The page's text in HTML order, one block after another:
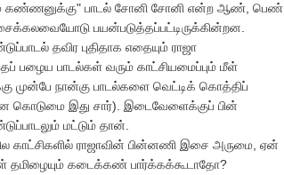
கண்ணனுக்கு" பாடல் சோனி சோனி என்ற ஆண், பெண்
பயன்படுத்தப்பட்டிருக்கின்றன.
தவிர புதிதாக எதையும் ராஜா
பழைய பாடல்கள் வரும் காட்சியமைப்பும் மீள்
நான்கு பாடல்களை வெட்டிக் கொத்திப்
கொடுமை இது சார்). இடைவேளைக்குப் பின்
மட்டும் தான்.
காட்சிகளில் ராஜாவின் பின்னணி இசை அருமை, ஏன்
தமிழையும் கடைக்கண் பார்க்கக்கூடாதோ?